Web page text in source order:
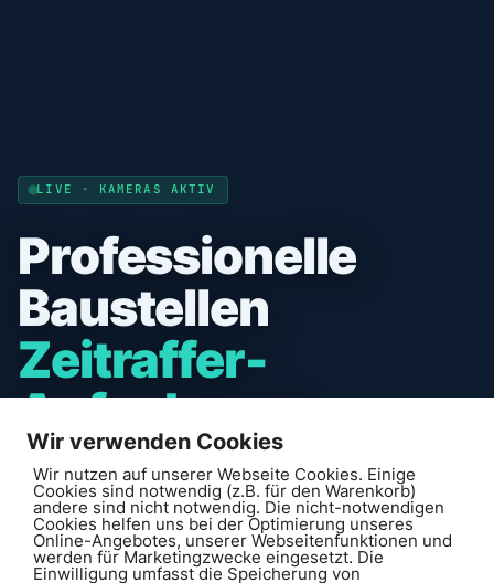
LIVE · KAMERAS AKTIV
Professionelle
Baustellen
Zeitraffer-
Aufnahmen.
Ihr Premium-Dienstleister von der Konzeption bis zur
Nachbearbeitung. 220° Panorama, Solar-autark, Cloud-
Anbindung mit stündlichen Updates.
Wir verwenden Cookies
Wir nutzen auf unserer Webseite Cookies. Einige
Cookies sind notwendig (z.B. für den Warenkorb)
andere sind nicht notwendig. Die nicht-notwendigen
Cookies helfen uns bei der Optimierung unseres
Online-Angebotes, unserer Webseitenfunktionen und
werden für Marketingzwecke eingesetzt. Die
Einwilligung umfasst die Speicherung von